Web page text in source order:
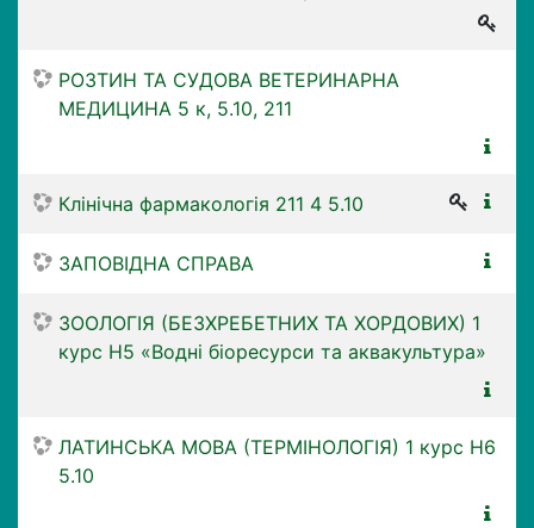
РОЗТИН ТА СУДОВА ВЕТЕРИНАРНА
МЕДИЦИНА 5 к, 5.10, 211
Клінічна фармакологія 211 4 5.10
ЗАПОВІДНА СПРАВА
ЗООЛОГІЯ (БЕЗХРЕБЕТНИХ ТА ХОРДОВИХ) 1
курс Н5 «Водні біоресурси та аквакультура»
ЛАТИНСЬКА МОВА (ТЕРМІНОЛОГІЯ) 1 курс Н6
5.10